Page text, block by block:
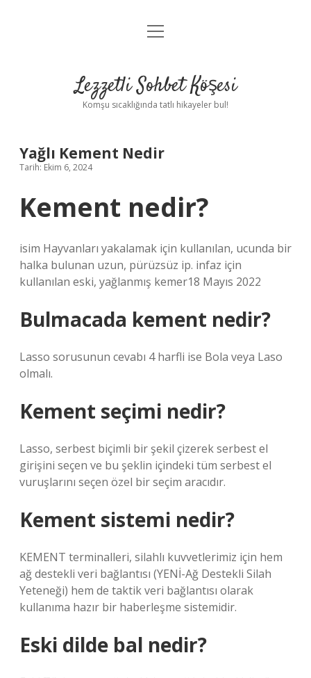
Anasayfa
Yasal Uyarı
menüyü
Lezzetli Sohbet Köşesi
Komşu sıcaklığında tatlı hikayeler bul!
Yağlı Kement Nedir
Tarih: Ekim 6, 2024
Kement nedir?
isim Hayvanları yakalamak için kullanılan, ucunda bir
halka bulunan uzun, pürüzsüz ip. infaz için
kullanılan eski, yağlanmış kemer18 Mayıs 2022
Bulmacada kement nedir?
Lasso sorusunun cevabı 4 harfli ise Bola veya Laso
olmalı.
Kement seçimi nedir?
Lasso, serbest biçimli bir şekil çizerek serbest el
girişini seçen ve bu şeklin içindeki tüm serbest el
vuruşlarını seçen özel bir seçim aracıdır.
Kement sistemi nedir?
KEMENT terminalleri, silahlı kuvvetlerimiz için hem
ağ destekli veri bağlantısı (YENİ-Ağ Destekli Silah
Yeteneği) hem de taktik veri bağlantısı olarak
kullanıma hazır bir haberleşme sistemidir.
Eski dilde bal nedir?